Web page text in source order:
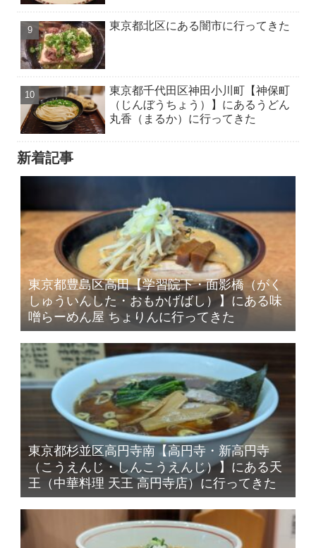
東京都北区にある闇市に行ってきた
東京都千代田区神田小川町【神保町
（じんぼうちょう）】にあるうどん
丸香（まるか）に行ってきた
新着記事
東京都豊島区高田【学習院下・面影橋（がく
しゅういんした・おもかげばし）】にある味
噌らーめん屋 ちょりんに行ってきた
東京都杉並区高円寺南【高円寺・新高円寺
（こうえんじ・しんこうえんじ）】にある天
王（中華料理 天王 高円寺店）に行ってきた